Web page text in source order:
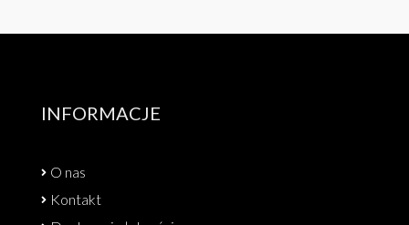
INFORMACJE
O nas
Kontakt